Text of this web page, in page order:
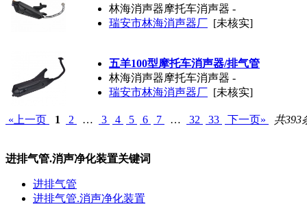
林海消声器摩托车消声器 -
瑞安市林海消声器厂 [未核实]
五羊100型摩托车消声器/排气管
林海消声器摩托车消声器 -
瑞安市林海消声器厂 [未核实]
«上一页 1 2 … 3 4 5 6 7 … 32 33 下一页» 共393
进排气管.消声净化装置关键词
进排气管
进排气管.消声净化装置